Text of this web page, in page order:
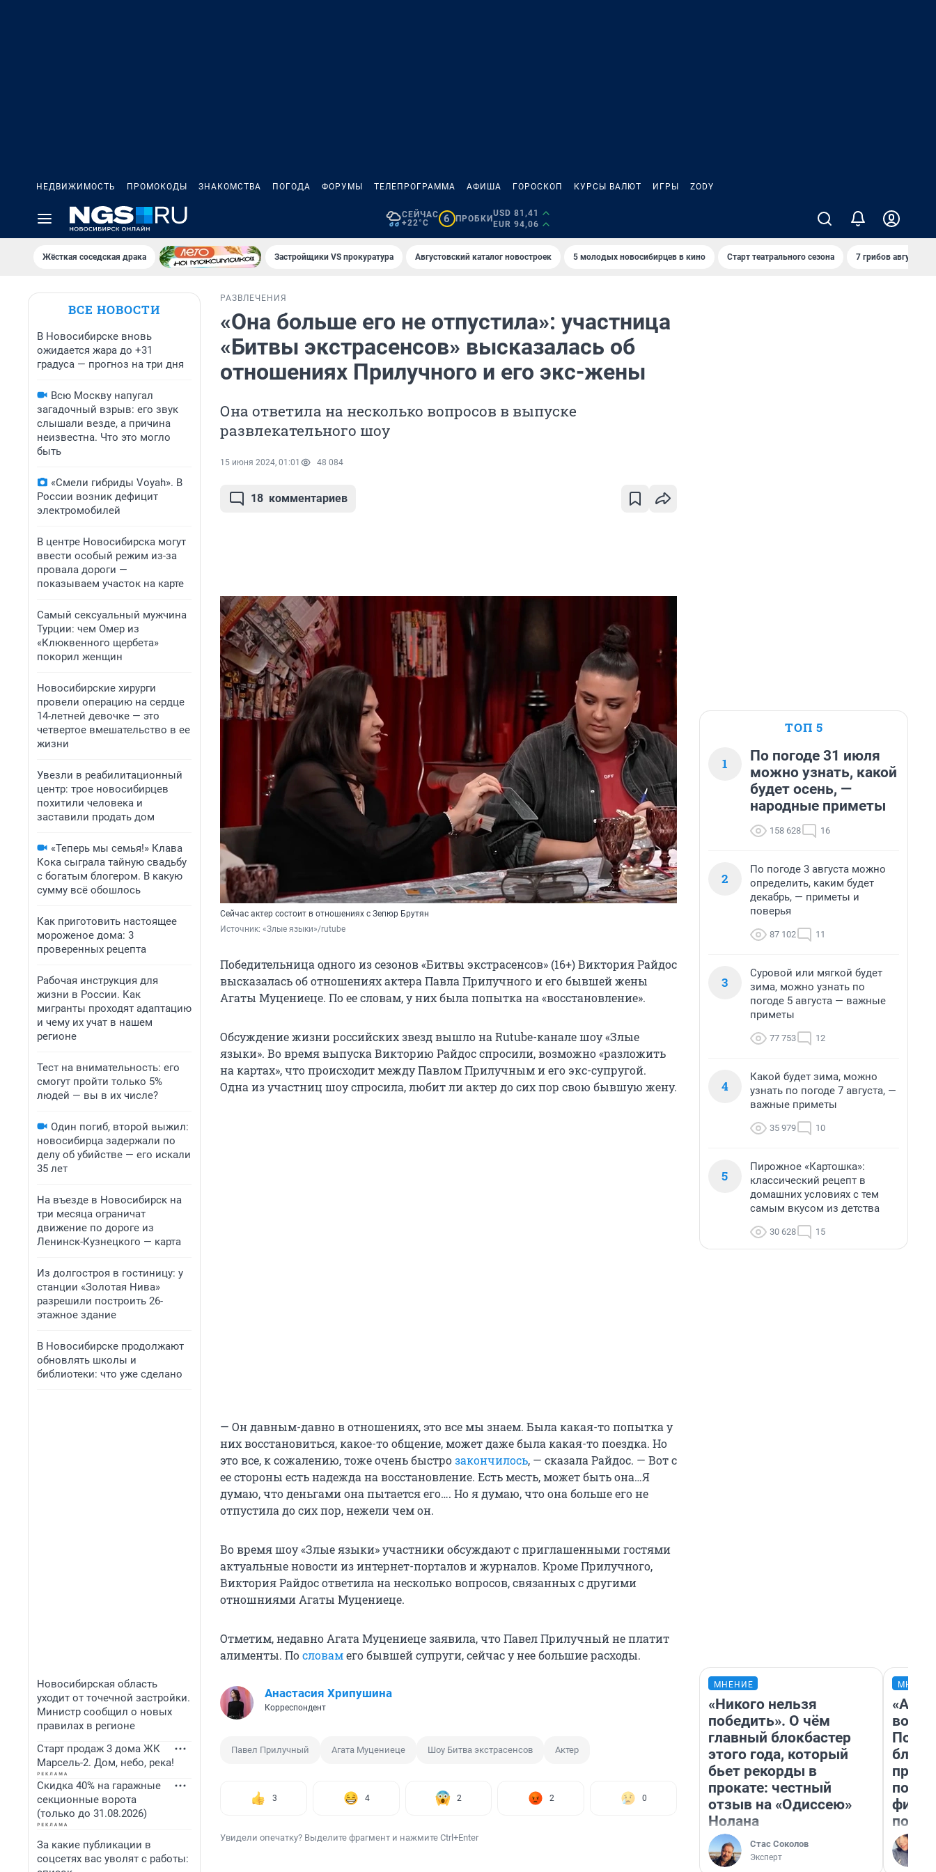
НЕДВИЖИМОСТЬ ПРОМОКОДЫ ЗНАКОМСТВА ПОГОДА ФОРУМЫ ТЕЛЕПРОГРАММА АФИША ГОРОСКОП КУРСЫ ВАЛЮТ ИГРЫ ZODY
СЕЙЧАС
+22°C
6 ПРОБКИ
USD 81,41
EUR 94,06
Жёсткая соседская драка Застройщики VS прокуратура Августовский каталог новостроек 5 молодых новосибирцев в кино Старт театрального сезона 7 грибов августа
ВСЕ НОВОСТИ
В Новосибирске вновь
ожидается жара до +31
градуса — прогноз на три дня
Всю Москву напугал
загадочный взрыв: его звук
слышали везде, а причина
неизвестна. Что это могло
быть
«Смели гибриды Voyah». В
России возник дефицит
электромобилей
В центре Новосибирска могут
ввести особый режим из-за
провала дороги —
показываем участок на карте
Самый сексуальный мужчина
Турции: чем Омер из
«Клюквенного щербета»
покорил женщин
Новосибирские хирурги
провели операцию на сердце
14-летней девочке — это
четвертое вмешательство в ее
жизни
Увезли в реабилитационный
центр: трое новосибирцев
похитили человека и
заставили продать дом
«Теперь мы семья!» Клава
Кока сыграла тайную свадьбу
с богатым блогером. В какую
сумму всё обошлось
Как приготовить настоящее
мороженое дома: 3
проверенных рецепта
Рабочая инструкция для
жизни в России. Как
мигранты проходят адаптацию
и чему их учат в нашем
регионе
Тест на внимательность: его
смогут пройти только 5%
людей — вы в их числе?
Один погиб, второй выжил:
новосибирца задержали по
делу об убийстве — его искали
35 лет
На въезде в Новосибирск на
три месяца ограничат
движение по дороге из
Ленинск-Кузнецкого — карта
Из долгостроя в гостиницу: у
станции «Золотая Нива»
разрешили построить 26-
этажное здание
В Новосибирске продолжают
обновлять школы и
библиотеки: что уже сделано
Новосибирская область
уходит от точечной застройки.
Министр сообщил о новых
правилах в регионе
Старт продаж 3 дома ЖК
Марсель-2. Дом, небо, река!
Скидка 40% на гаражные
секционные ворота
(только до 31.08.2026)
За какие публикации в
соцсетях вас уволят с работы:
РАЗВЛЕЧЕНИЯ
«Она больше его не отпустила»: участница
«Битвы экстрасенсов» высказалась об
отношениях Прилучного и его экс-жены
Она ответила на несколько вопросов в выпуске
развлекательного шоу
15 июня 2024, 01:01 48 084
18 комментариев
Сейчас актер состоит в отношениях с Зепюр Брутян
Источник: «Злые языки»/rutube
Победительница одного из сезонов «Битвы экстрасенсов» (16+) Виктория Райдос
высказалась об отношениях актера Павла Прилучного и его бывшей жены
Агаты Муцениеце. По ее словам, у них была попытка на «восстановление».
Обсуждение жизни российских звезд вышло на Rutube-канале шоу «Злые
языки». Во время выпуска Викторию Райдос спросили, возможно «разложить
на картах», что происходит между Павлом Прилучным и его экс-супругой.
Одна из участниц шоу спросила, любит ли актер до сих пор свою бывшую жену.
— Он давным-давно в отношениях, это все мы знаем. Была какая-то попытка у
них восстановиться, какое-то общение, может даже была какая-то поездка. Но
это все, к сожалению, тоже очень быстрозакончилось, — сказала Райдос. — Вот с
ее стороны есть надежда на восстановление. Есть месть, может быть она…Я
думаю, что деньгами она пытается его…. Но я думаю, что она больше его не
отпустила до сих пор, нежели чем он.
Во время шоу «Злые языки» участники обсуждают с приглашенными гостями
актуальные новости из интернет-порталов и журналов. Кроме Прилучного,
Виктория Райдос ответила на несколько вопросов, связанных с другими
отношниями Агаты Муцениеце.
Отметим, недавно Агата Муцениеце заявила, что Павел Прилучный не платит
алименты. Пословамего бывшей супруги, сейчас у нее большие расходы.
Анастасия Хрипушина
Корреспондент
Павел Прилучный Агата Муцениеце Шоу Битва экстрасенсов Актер
3 4 2 2 0
Увидели опечатку? Выделите фрагмент и нажмите Ctrl+Enter
ТОП 5
1
По погоде 31 июля
можно узнать, какой
будет осень, —
народные приметы
158 628 16
2
По погоде 3 августа можно
определить, каким будет
декабрь, — приметы и
поверья
87 102 11
3
Суровой или мягкой будет
зима, можно узнать по
погоде 5 августа — важные
приметы
77 753 12
4
Какой будет зима, можно
узнать по погоде 7 августа, —
важные приметы
35 979 10
5
Пирожное «Картошка»:
классический рецепт в
домашних условиях с тем
самым вкусом из детства
30 628 15
МНЕНИЕ
«Никого нельзя
победить». О чём
главный блокбастер
этого года, который
бьет рекорды в
прокате: честный
отзыв на «Одиссею»
Нолана
Стас Соколов
Эксперт
вот